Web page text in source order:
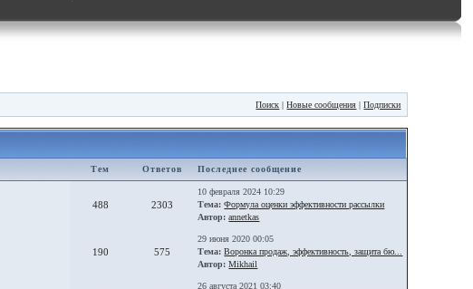
Поиск |Новые сообщения |Подписки
Тем Ответов Последнее сообщение
488 2303
10 февраля 2024 10:29
Тема: Формула оценки эффективности рассылки
Автор: annetkas
190 575
29 июня 2020 00:05
Тема: Воронка продаж, эффективность, защита бю...
Автор: Mikhail
26 августа 2021 03:40